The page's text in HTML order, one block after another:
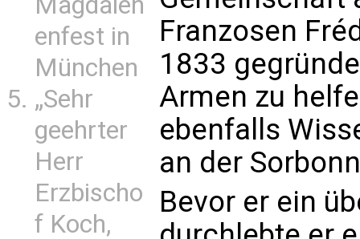
enfest in
München
„Sehr
geehrter
Herr
Erzbischo
f Koch,
Franzosen
1833
Armen zu
ebenfalls
an der
Bevor er ein